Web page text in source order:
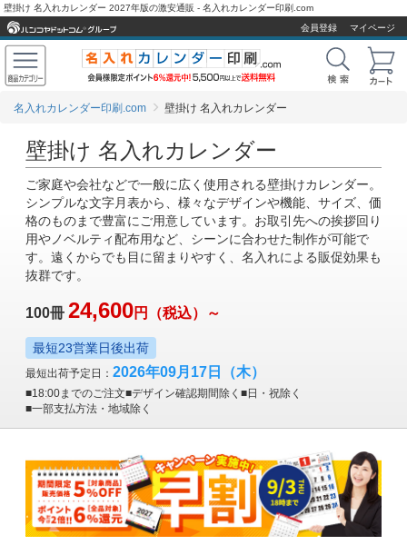
壁掛け 名入れカレンダー 2027年版の激安通販 - 名入れカレンダー印刷.com
会員登録
マイページ
名入れカレンダー印刷.com 壁掛け 名入れカレンダー
壁掛け 名入れカレンダー
ご家庭や会社などで一般に広く使用される壁掛けカレンダー。
シンプルな文字月表から、様々なデザインや機能、サイズ、価
格のものまで豊富にご用意しています。お取引先への挨拶回り
用やノベルティ配布用など、シーンに合わせた制作が可能で
す。遠くからでも目に留まりやすく、名入れによる販促効果も
抜群です。
100冊 24,600円 （税込）～
最短23営業日後出荷
最短出荷予定日： 2026年09月17日 （木）
■18:00までのご注文■デザイン確認期間除く ■日・祝除く
■一部支払方法・地域除く